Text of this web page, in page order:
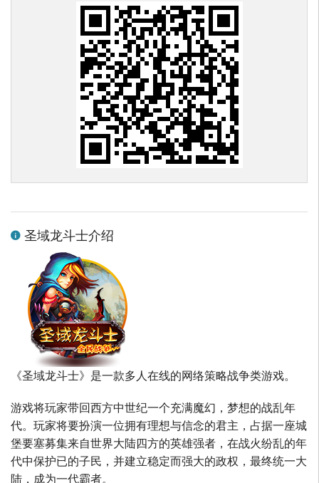
圣域龙斗士介绍
《圣域龙斗士》是一款多人在线的网络策略战争类游戏。
游戏将玩家带回西方中世纪一个充满魔幻，梦想的战乱年
代。玩家将要扮演一位拥有理想与信念的君主，占据一座城
堡要塞募集来自世界大陆四方的英雄强者，在战火纷乱的年
代中保护已的子民，并建立稳定而强大的政权，最终统一大
陆，成为一代霸者。